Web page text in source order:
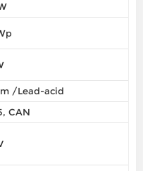
/Lead-acid
CAN